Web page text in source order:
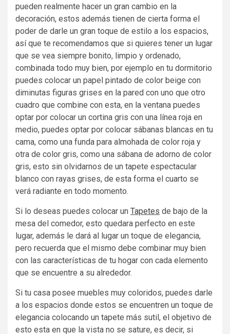
pueden realmente hacer un gran cambio en la
decoración, estos además tienen de cierta forma el
poder de darle un gran toque de estilo a los espacios,
así que te recomendamos que si quieres tener un lugar
que se vea siempre bonito, limpio y ordenado,
combinada todo muy bien, por ejemplo en tu dormitorio
puedes colocar un papel pintado de color beige con
diminutas figuras grises en la pared con uno que otro
cuadro que combine con esta, en la ventana puedes
optar por colocar un cortina gris con una línea roja en
medio, puedes optar por colocar sábanas blancas en tu
cama, como una funda para almohada de color roja y
otra de color gris, como una sábana de adorno de color
gris, esto sin olvidarnos de un tapete espectacular
blanco con rayas grises, de esta forma el cuarto se
verá radiante en todo momento.
Si lo deseas puedes colocar un Tapetes de bajo de la
mesa del comedor, esto quedara perfecto en este
lugar, además le dará al lugar un toque de elegancia,
pero recuerda que el mismo debe combinar muy bien
con las características de tu hogar con cada elemento
que se encuentre a su alrededor.
Si tu casa posee muebles muy coloridos, puedes darle
a los espacios donde estos se encuentren un toque de
elegancia colocando un tapete más sutil, el objetivo de
esto esta en que la vista no se sature, es decir, si